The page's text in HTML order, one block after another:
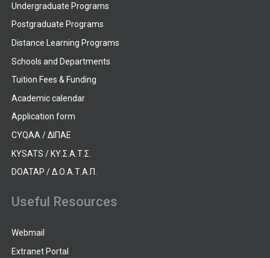
Undergraduate Programs
Postgraduate Programs
Distance Learning Programs
Schools and Departments
Tuition Fees & Funding
Academic calendar
Application form
CYQAA / ΔΙΠΑΕ
KYSATS / ΚΥ.Σ.Α.Τ.Σ.
DOATAP / Δ.Ο.Α.Τ.Α.Π.
Useful Resources
Webmail
Extranet Portal